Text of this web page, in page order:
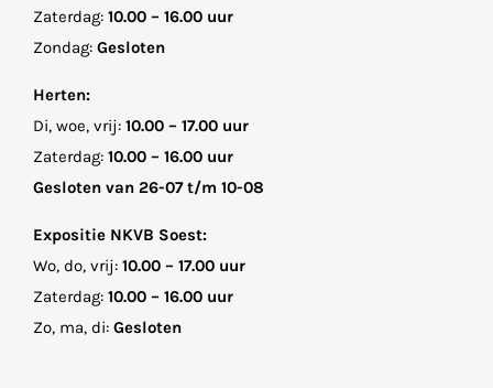
Zaterdag: 10.00 – 16.00 uur
Zondag: Gesloten
Herten:
Di, woe, vrij: 10.00 – 17.00 uur
Zaterdag: 10.00 – 16.00 uur
Gesloten van 26-07 t/m 10-08
Expositie NKVB Soest:
Wo, do, vrij: 10.00 – 17.00 uur
Zaterdag: 10.00 – 16.00 uur
Zo, ma, di: Gesloten